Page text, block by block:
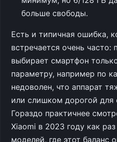
больше свободы.
Есть и типичная ошибка,
встречается очень часто:
выбирает смартфон
параметру, например по
недоволен, что аппарат
или слишком дорогой для
Гораздо практичнее
Xiaomi в 2023 году как
моделей, где этот баланс